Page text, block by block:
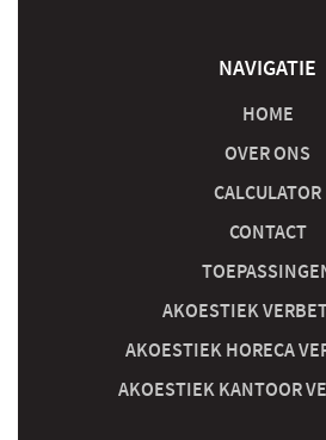
NAVIGATIE
HOME
OVER ONS
CALCULATOR
CONTACT
AKOESTIEK
AKOESTIEK HORECA
AKOESTIEK KANTOOR